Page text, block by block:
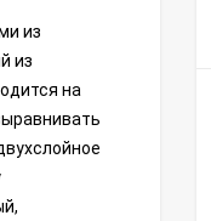
из
из
на